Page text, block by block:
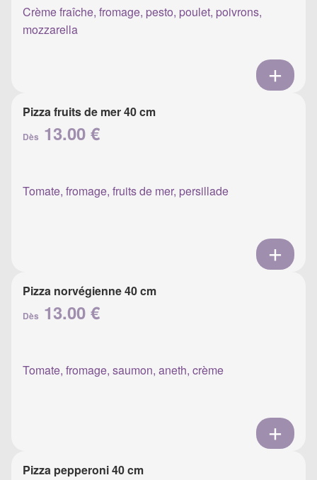
Crème fraîche, fromage, pesto, poulet, poivrons,
mozzarella
Pizza fruits de mer 40 cm
Dès 13.00 €
Tomate, fromage, fruits de mer, persillade
Pizza norvégienne 40 cm
Dès 13.00 €
Tomate, fromage, saumon, aneth, crème
Pizza pepperoni 40 cm